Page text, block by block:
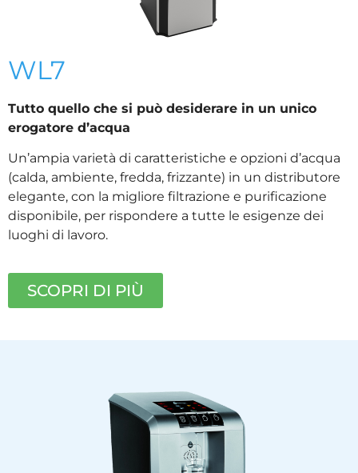
WL7
Tutto quello che si può desiderare in un unico
erogatore d’acqua
Un’ampia varietà di caratteristiche e opzioni d’acqua
(calda, ambiente, fredda, frizzante) in un distributore
elegante, con la migliore filtrazione e purificazione
disponibile, per rispondere a tutte le esigenze dei
luoghi di lavoro.
SCOPRI DI PIÙ